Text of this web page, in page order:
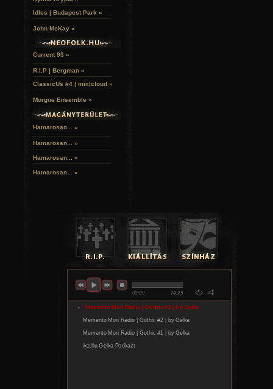
Idles | Budapest Park »
John McKay »
Current 93 »
R.I.P | Bergman »
ClassicUs #4 | mix|cloud »
Morgue Ensemble »
Hamarosan... »
Hamarosan... »
Hamarosan... »
Hamarosan... »